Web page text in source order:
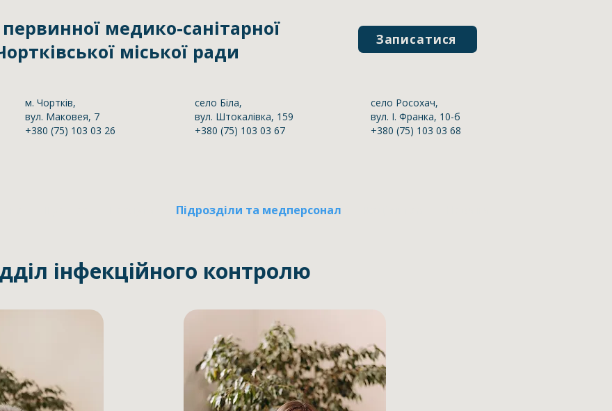
медико-санітарної
міської ради
м. Чортків,
вул. Маковея, 7
+380 (75) 103 03 26
село Біла,
вул. Штокалівка, 159
+380 (75) 103 03 67
Записатися
село Росохач,
вул. І. Франка, 10-б
+380 (75) 103 03 68
Підрозділи та медперсонал
інфекційного контролю